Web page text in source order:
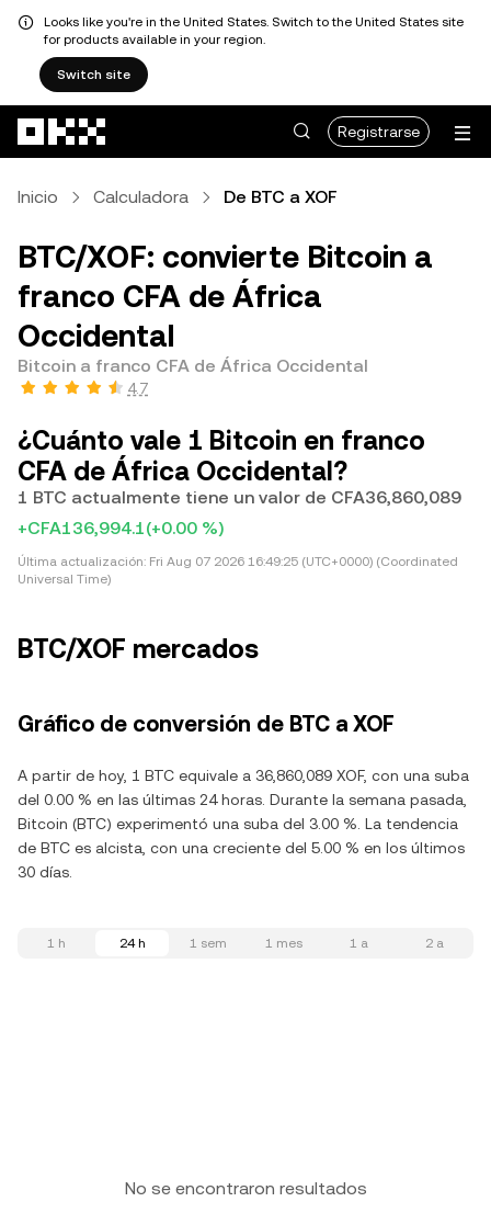
Looks like you're in the United States. Switch to the United States site
for products available in your region.
Switch site
Registrarse
Inicio Calculadora De BTC a XOF
BTC/XOF: convierte Bitcoin a
franco CFA de África
Occidental
Bitcoin a franco CFA de África Occidental
4.7
¿Cuánto vale 1 Bitcoin en franco
CFA de África Occidental?
1 BTC actualmente tiene un valor de CFA36,860,089
+CFA136,994.1(+0.00 %)
Última actualización: Fri Aug 07 2026 16:49:25 (UTC+0000) (Coordinated
Universal Time)
BTC/XOF mercados
Gráfico de conversión de BTC a XOF
A partir de hoy, 1 BTC equivale a 36,860,089 XOF, con una suba
del 0.00 % en las últimas 24 horas. Durante la semana pasada,
Bitcoin (BTC) experimentó una suba del 3.00 %. La tendencia
de BTC es alcista, con una creciente del 5.00 % en los últimos
30 días.
1 h 24 h 1 sem 1 mes 1 a 2 a
No se encontraron resultados